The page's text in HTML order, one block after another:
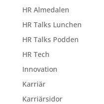
HR Almedalen
HR Talks Lunchen
HR Talks Podden
HR Tech
Innovation
Karriär
Karriärsidor